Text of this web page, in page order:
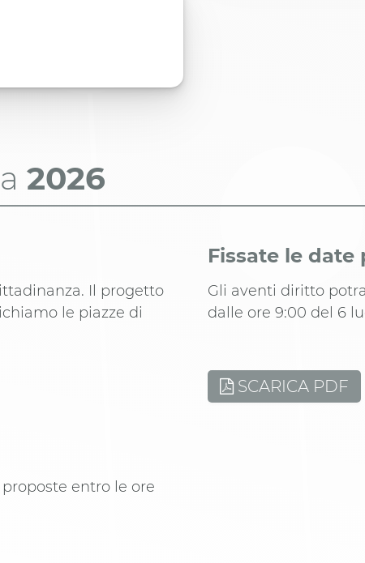
2026
Il progetto
le piazze di
Fissate le date
Gli aventi diritto
dalle ore 9:00 del 6
SCARICA PDF
entro le ore